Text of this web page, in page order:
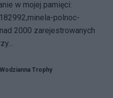
w mojej pamięci:
polnoc-
2000 zarejestrowanych
Wodzianna Trophy